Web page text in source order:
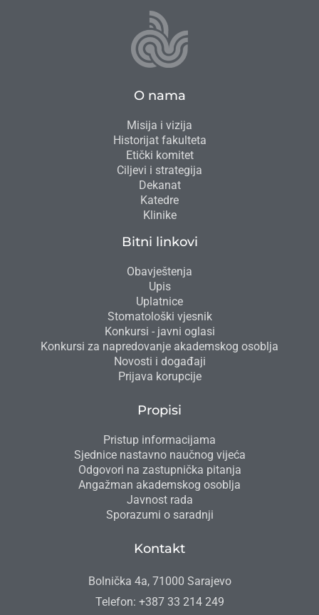
O nama
Misija i vizija
Historijat fakulteta
Etički komitet
Ciljevi i strategija
Dekanat
Katedre
Klinike
Bitni linkovi
Obavještenja
Upis
Uplatnice
Stomatološki vjesnik
Konkursi - javni oglasi
Konkursi za napredovanje akademskog osoblja
Novosti i događaji
Prijava korupcije
Propisi
Pristup informacijama
Sjednice nastavno naučnog vijeća
Odgovori na zastupnička pitanja
Angažman akademskog osoblja
Javnost rada
Sporazumi o saradnji
Kontakt
Bolnička 4a, 71000 Sarajevo
Telefon: +387 33 214 249